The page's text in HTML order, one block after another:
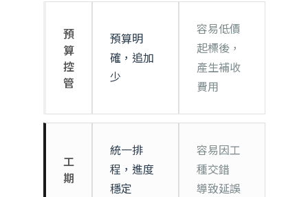
預
算
控
管
預算明
確，追加
少
容易低價
起標後，
產生補收
費用
工
期
統一排
程，進度
穩定
容易因工
種交錯
導致延誤